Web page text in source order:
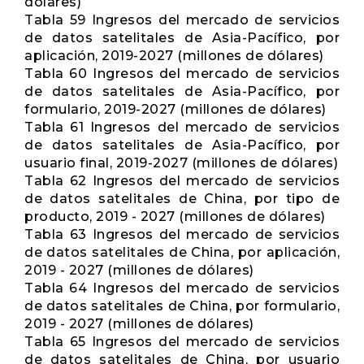
Tabla 59 Ingresos del mercado de servicios
de datos satelitales de Asia-Pacífico, por
aplicación, 2019-2027 (millones de dólares)
Tabla 60 Ingresos del mercado de servicios
de datos satelitales de Asia-Pacífico, por
formulario, 2019-2027 (millones de dólares)
Tabla 61 Ingresos del mercado de servicios
de datos satelitales de Asia-Pacífico, por
usuario final, 2019-2027 (millones de dólares)
Tabla 62 Ingresos del mercado de servicios
de datos satelitales de China, por tipo de
producto, 2019 - 2027 (millones de dólares)
Tabla 63 Ingresos del mercado de servicios
de datos satelitales de China, por aplicación,
2019 - 2027 (millones de dólares)
Tabla 64 Ingresos del mercado de servicios
de datos satelitales de China, por formulario,
2019 - 2027 (millones de dólares)
Tabla 65 Ingresos del mercado de servicios
de datos satelitales de China, por usuario